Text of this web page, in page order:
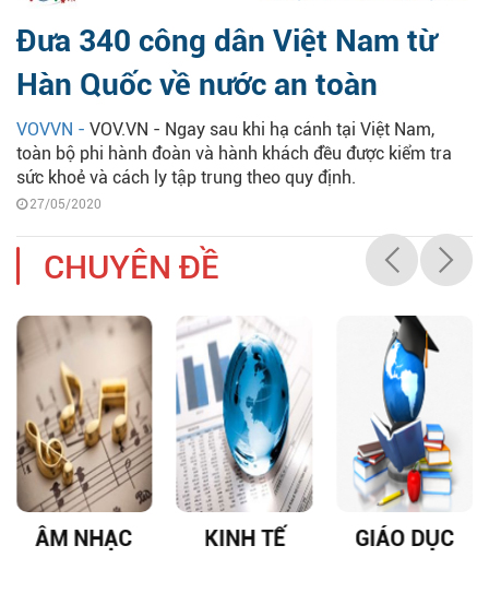
Đưa 340 công dân Việt Nam từ
Hàn Quốc về nước an toàn
VOVVN - VOV.VN - Ngay sau khi hạ cánh tại Việt Nam,
toàn bộ phi hành đoàn và hành khách đều được kiểm tra
sức khoẻ và cách ly tập trung theo quy định.
27/05/2020
CHUYÊN ĐỀ
ÂM NHẠC KINH TẾ GIÁO DỤC